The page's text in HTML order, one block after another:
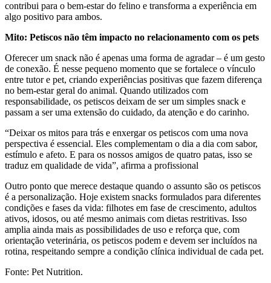
contribui para o bem-estar do felino e transforma a experiência em
algo positivo para ambos.
Mito: Petiscos não têm impacto no relacionamento com os pets
Oferecer um snack não é apenas uma forma de agradar – é um gesto
de conexão. É nesse pequeno momento que se fortalece o vínculo
entre tutor e pet, criando experiências positivas que fazem diferença
no bem-estar geral do animal. Quando utilizados com
responsabilidade, os petiscos deixam de ser um simples snack e
passam a ser uma extensão do cuidado, da atenção e do carinho.
“Deixar os mitos para trás e enxergar os petiscos com uma nova
perspectiva é essencial. Eles complementam o dia a dia com sabor,
estímulo e afeto. E para os nossos amigos de quatro patas, isso se
traduz em qualidade de vida”, afirma a profissional
Outro ponto que merece destaque quando o assunto são os petiscos
é a personalização. Hoje existem snacks formulados para diferentes
condições e fases da vida: filhotes em fase de crescimento, adultos
ativos, idosos, ou até mesmo animais com dietas restritivas. Isso
amplia ainda mais as possibilidades de uso e reforça que, com
orientação veterinária, os petiscos podem e devem ser incluídos na
rotina, respeitando sempre a condição clínica individual de cada pet.
Fonte: Pet Nutrition.